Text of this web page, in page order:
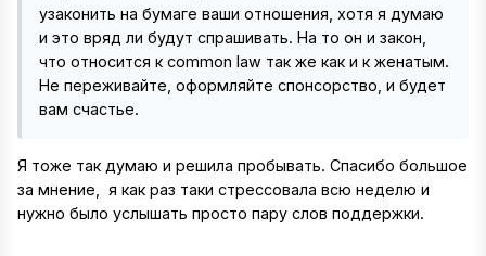
узаконить на бумаге ваши отношения, хотя я думаю
и это вряд ли будут спрашивать. На то он и закон,
что относится к common law так же как и к женатым.
Не переживайте, оформляйте спонсорство, и будет
вам счастье.
Я тоже так думаю и решила пробывать. Спасибо большое
за мнение, я как раз таки стрессовала всю неделю и
нужно было услышать просто пару слов поддержки.